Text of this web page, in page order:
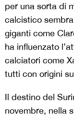
per una sorta di
calcistico
giganti come
ha influenzato
calciatori come
tutti con origini
Il destino del
novembre, nella